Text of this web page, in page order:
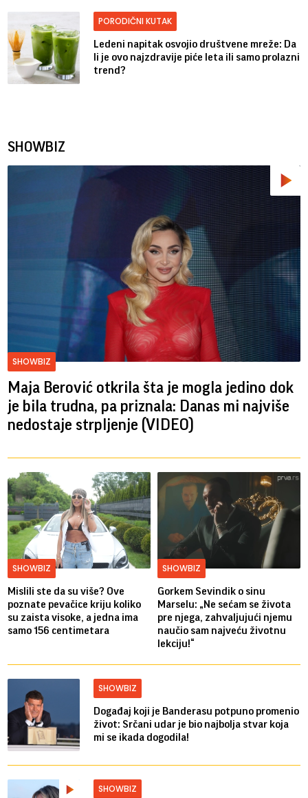
PORODIČNI KUTAK
Ledeni napitak osvojio društvene mreže: Da
li je ovo najzdravije piće leta ili samo prolazni
trend?
SHOWBIZ
SHOWBIZ
Maja Berović otkrila šta je mogla jedino dok
je bila trudna, pa priznala: Danas mi najviše
nedostaje strpljenje (VIDEO)
SHOWBIZ
Mislili ste da su više? Ove
poznate pevačice kriju koliko
su zaista visoke, a jedna ima
samo 156 centimetara
SHOWBIZ
Gorkem Sevindik o sinu
Marselu: „Ne sećam se života
pre njega, zahvaljujući njemu
naučio sam najveću životnu
lekciju!“
SHOWBIZ
Događaj koji je Banderasu potpuno promenio
život: Srčani udar je bio najbolja stvar koja
mi se ikada dogodila!
SHOWBIZ